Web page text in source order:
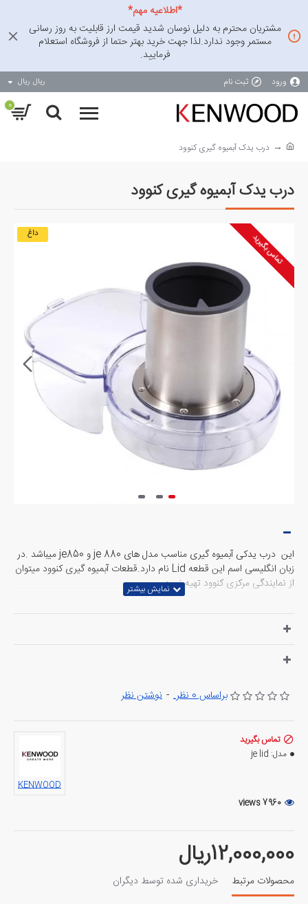
*اطلاعیه مهم*
مشتریان محترم به دلیل نوسان شدید قیمت ارز قابلیت به روز رسانی
مستمر وجود ندارد.لذا جهت خرید بهتر حتما از فروشگاه استعلام
فرمایید.
ورود ثبت نام ریال ریال
0
درب یدک آبمیوه گیری کنوود
درب یدک آبمیوه گیری کنوود
داغ تماس بگیرید
این درب یدکی آبمیوه گیری مناسب مدل های je 880 و je850 میباشد .در
زبان انگلیسی اسم این قطعه Lid نام دارد.قطعات آبمیوه گیری کنوود میتوان
از نمایندگی مرکزی کنوود تهیه نمود
براساس 0 نظر. - نوشتن نظر
12,000,000ریال
تماس بگیرید
مدل: je lid
KENWOOD
7960 views
محصولات مرتبط خریداری شده توسط دیگران